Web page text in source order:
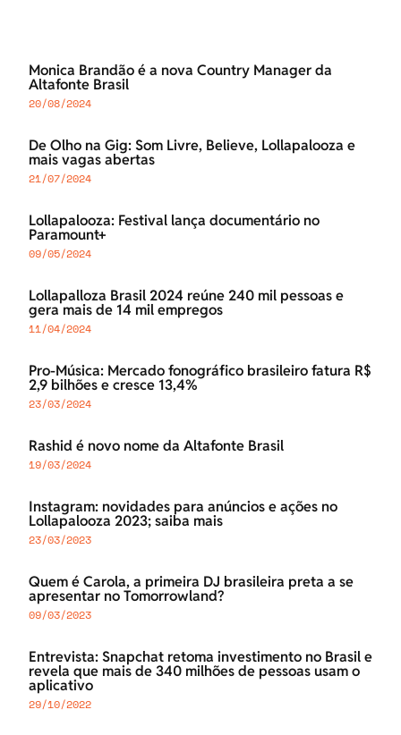
Monica Brandão é a nova Country Manager da
Altafonte Brasil
20/08/2024
De Olho na Gig: Som Livre, Believe, Lollapalooza e
mais vagas abertas
21/07/2024
Lollapalooza: Festival lança documentário no
Paramount+
09/05/2024
Lollapalloza Brasil 2024 reúne 240 mil pessoas e
gera mais de 14 mil empregos
11/04/2024
Pro-Música: Mercado fonográfico brasileiro fatura R$
2,9 bilhões e cresce 13,4%
23/03/2024
Rashid é novo nome da Altafonte Brasil
19/03/2024
Instagram: novidades para anúncios e ações no
Lollapalooza 2023; saiba mais
23/03/2023
Quem é Carola, a primeira DJ brasileira preta a se
apresentar no Tomorrowland?
09/03/2023
Entrevista: Snapchat retoma investimento no Brasil e
revela que mais de 340 milhões de pessoas usam o
aplicativo
29/10/2022